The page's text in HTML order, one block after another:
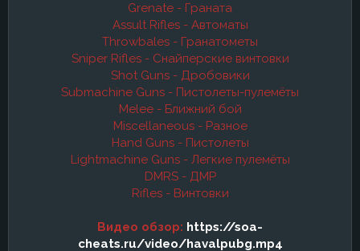
Grenate - Граната
Assult Rifles - Автоматы
Throwbales - Гранатометы
Sniper Rifles - Снайперские винтовки
Shot Guns - Дробовики
Submachine Guns - Пистолеты-пулемёты
Melee - Ближний бой
Miscellaneous - Разное
Hand Guns - Пистолеты
Lightmachine Guns - Легкие пулемёты
DMRS - ДМР
Rifles - Винтовки
Видео обзор: https://soa-
cheats.ru/video/havalpubg.mp4